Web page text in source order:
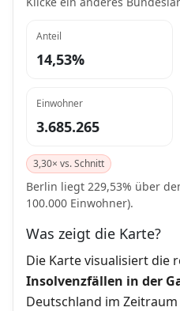
Anteil
14,53%
Einwohner
3.685.265
3,30× vs. Schnitt
Berlin liegt 229,53% über
100.000 Einwohner).
Was zeigt die Karte?
Die Karte visualisiert die
Insolvenzfällen in der
Deutschland im